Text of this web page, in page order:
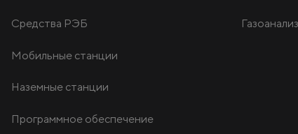
Средства РЭБ
Мобильные станции
Наземные станции
Программное обеспечение
Газоанализ